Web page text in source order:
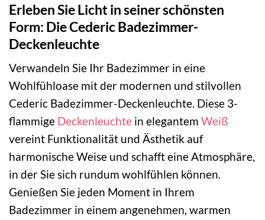
Erleben Sie Licht in seiner schönsten
Form: Die Cederic Badezimmer-
Deckenleuchte
Verwandeln Sie Ihr Badezimmer in eine
Wohlfühloase mit der modernen und stilvollen
Cederic Badezimmer-Deckenleuchte. Diese 3-
flammige Deckenleuchte in elegantem Weiß
vereint Funktionalität und Ästhetik auf
harmonische Weise und schafft eine Atmosphäre,
in der Sie sich rundum wohlfühlen können.
Genießen Sie jeden Moment in Ihrem
Badezimmer in einem angenehmen, warmen